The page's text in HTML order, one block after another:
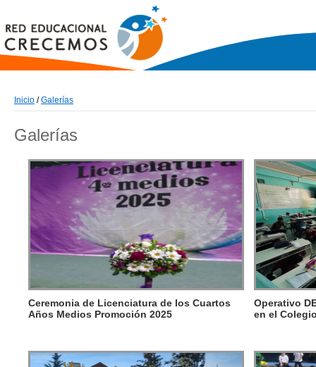
Inicio /Galerías
Galerías
Ceremonia de Licenciatura de los Cuartos
Años Medios Promoción 2025
Operativo
en el